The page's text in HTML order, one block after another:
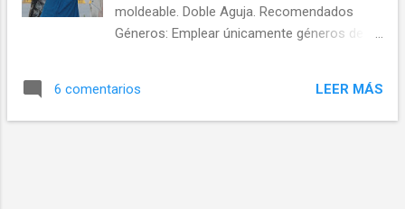
moldeable. Doble Aguja. Recomendados
Géneros: Emplear únicamente géneros de
dobladillo del bajo: 4 cm, Patrón talla 34
6 comentarios LEER MÁS